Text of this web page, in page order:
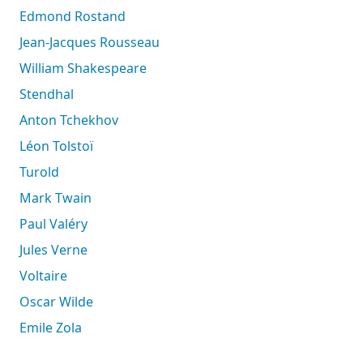
Edmond Rostand
Jean-Jacques Rousseau
William Shakespeare
Stendhal
Anton Tchekhov
Léon Tolstoï
Turold
Mark Twain
Paul Valéry
Jules Verne
Voltaire
Oscar Wilde
Emile Zola